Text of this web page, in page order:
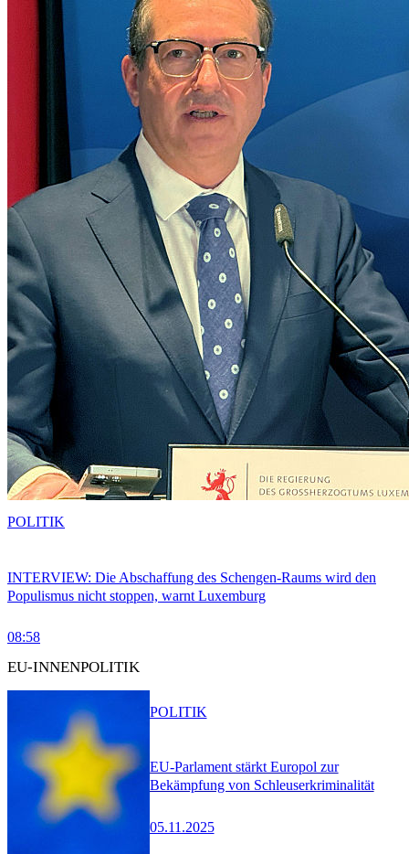
INTERVIEW: Die Abschaffung des Schengen-Raums wird den
Populismus nicht stoppen, warnt Luxemburg
08:58
POLITIK
EU-INNENPOLITIK
EU-Parlament stärkt Europol zur
Bekämpfung von Schleuserkriminalität
05.11.2025
POLITIK